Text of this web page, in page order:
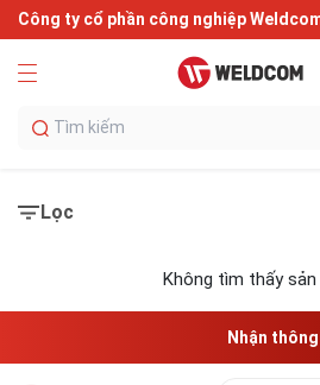
Công ty cổ phần công nghiệp
Lọc
Không tìm thấy sản
Nhận